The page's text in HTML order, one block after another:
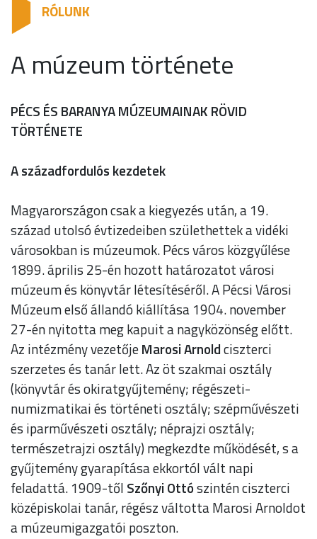
RÓLUNK
A múzeum története
PÉCS ÉS BARANYA MÚZEUMAINAK RÖVID
TÖRTÉNETE
A századfordulós kezdetek
Magyarországon csak a kiegyezés után, a 19.
század utolsó évtizedeiben születhettek a vidéki
városokban is múzeumok. Pécs város közgyűlése
1899. április 25-én hozott határozatot városi
múzeum és könyvtár létesítéséről. A Pécsi Városi
Múzeum első állandó kiállítása 1904. november
27-én nyitotta meg kapuit a nagyközönség előtt.
Az intézmény vezetőjeMarosi Arnoldciszterci
szerzetes és tanár lett. Az öt szakmai osztály
(könyvtár és okiratgyűjtemény; régészeti-
numizmatikai és történeti osztály; szépművészeti
és iparművészeti osztály; néprajzi osztály;
természetrajzi osztály) megkezdte működését, s a
gyűjtemény gyarapítása ekkortól vált napi
feladattá. 1909-től Szőnyi Ottószintén ciszterci
középiskolai tanár, régész váltotta Marosi Arnoldot
a múzeumigazgatói poszton.